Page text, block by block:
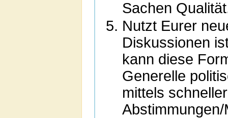
Sachen
Nutzt Eurer
Diskussionen
kann diese
Generelle
mittels